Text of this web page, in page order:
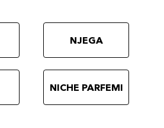
NJEGA
NICHE PARFEMI